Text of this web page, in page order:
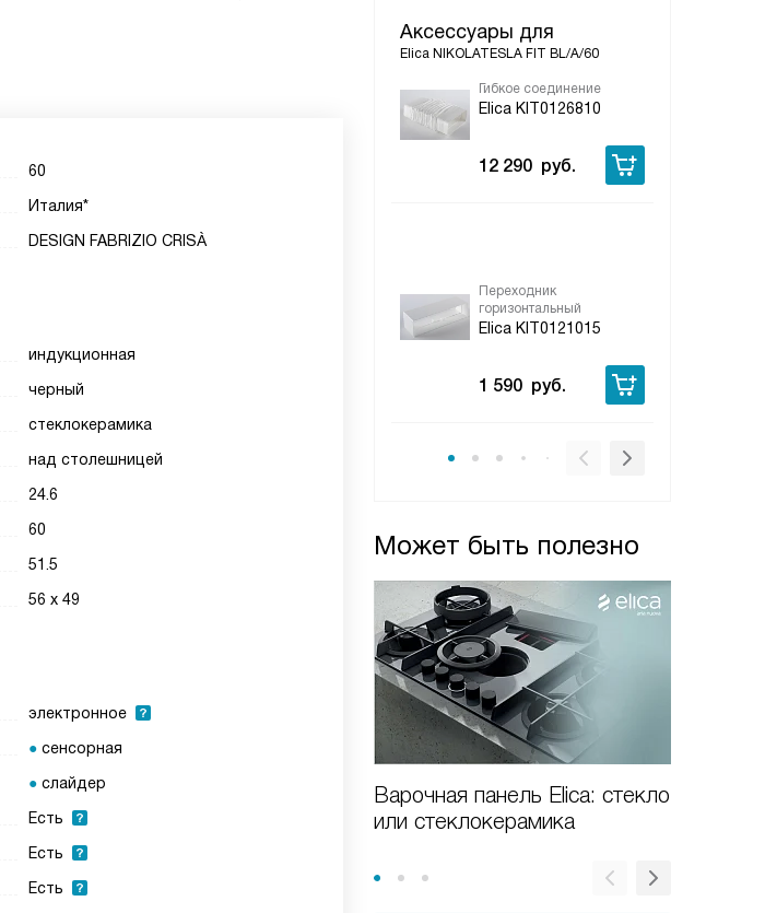
Аксессуары для
Elica NIKOLATESLA FIT BL/A/60
Гибкое соединение
Elica KIT0126810
12 290 руб.
Переходник
горизонтальный
Elica KIT0121015
1 590 руб.
Может быть полезно
Варочная панель Elica: стекло
или стеклокерамика
60
Италия*
DESIGN FABRIZIO CRISÀ
индукционная
черный
стеклокерамика
над столешницей
24.6
60
51.5
56 х 49
электронное
сенсорная
слайдер
Есть
Есть
Есть